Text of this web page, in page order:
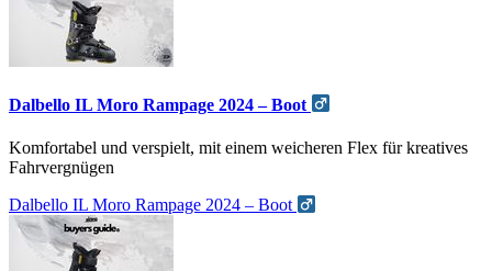
Dalbello IL Moro Rampage 2024 – Boot
Komfortabel und verspielt, mit einem weicheren Flex für kreatives
Fahrvergnügen
Dalbello IL Moro Rampage 2024 – Boot